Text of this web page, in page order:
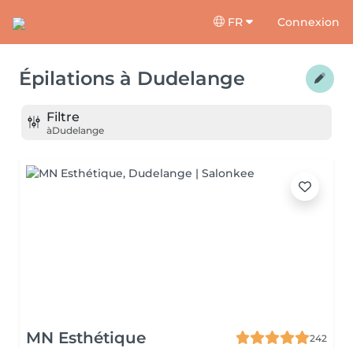
FR Connexion
Épilations à Dudelange
Filtre
àDudelange
MN Esthétique
242